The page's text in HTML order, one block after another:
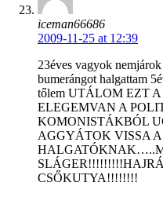
iceman66686
2009-11-25 at 12:39
23éves vagyok
bumerángot halgattam
tőlem UTÁLOM EZT
ELEGEMVAN A
KOMONISTÁKBÓL
AGGYÁTOK VISSA
CSŐKUTYA!!!!!!!!